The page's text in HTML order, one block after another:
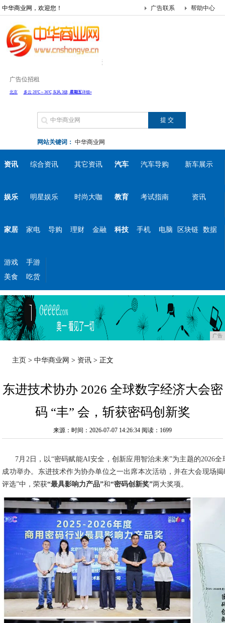
中华商业网，欢迎您！ 帮助中心
广告联系
广告位招租
网站关键词： 中华商业网
资讯 综合资讯 其它资讯 汽车 汽车导购 新车展示
娱乐 明星娱乐 时尚大咖 教育 考试指南 资讯
家居 家电 导购 理财 金融 科技 手机 电脑 区块链 数据
游戏
手游
美食
吃货
广告
主页 >中华商业网 > 资讯 > 正文
东进技术协办 2026 全球数字经济大会密
码 “丰” 会，斩获密码创新奖
来源：时间：2026-07-07 14:26:34 阅读：1699
7月2日，以“密码赋能AI安全，创新应用智治未来”为主题的2026全
成功举办。东进技术作为协办单位之一出席本次活动，并在大会现场揭
评选”中，荣获“最具影响力产品”和“密码创新奖”两大奖项。